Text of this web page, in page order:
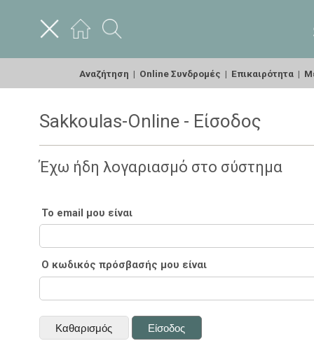
Αναζήτηση | Online Συνδρομές | Επικαιρότητα |
Sakkoulas-Online - Είσοδος
Έχω ήδη λογαριασμό στο σύστημα
Το email μου είναι
Ο κωδικός πρόσβασής μου είναι